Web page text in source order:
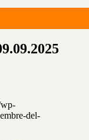
del-